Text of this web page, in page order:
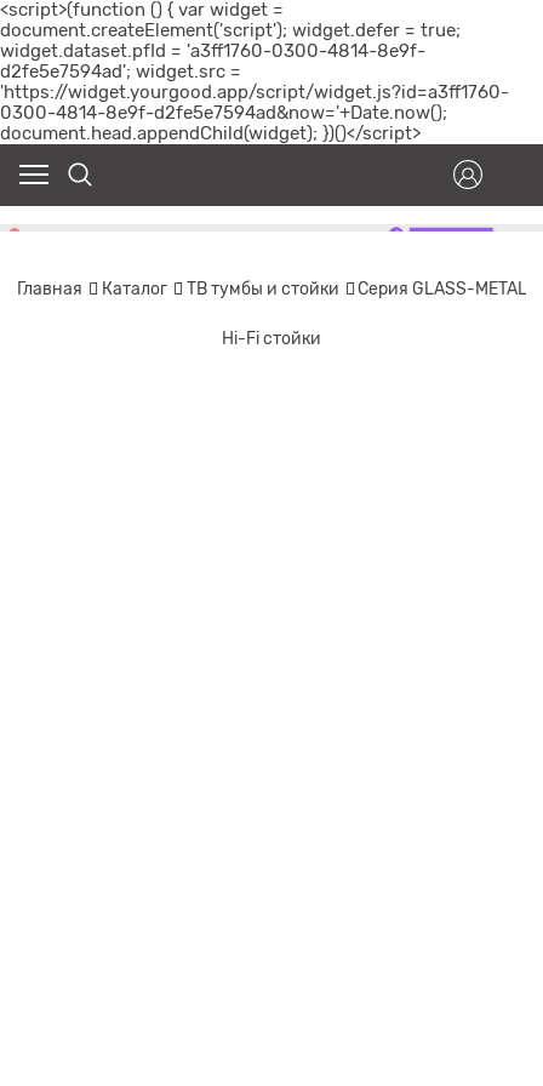
<script>(function () { var widget =
document.createElement('script'); widget.defer = true;
widget.dataset.pfId = 'a3ff1760-0300-4814-8e9f-
d2fe5e7594ad'; widget.src =
'https://widget.yourgood.app/script/widget.js?id=a3ff1760-
0300-4814-8e9f-d2fe5e7594ad&now='+Date.now();
document.head.appendChild(widget); })()</script>
Главная Каталог ТВ тумбы и стойки Серия GLASS-METAL
Hi-Fi стойки